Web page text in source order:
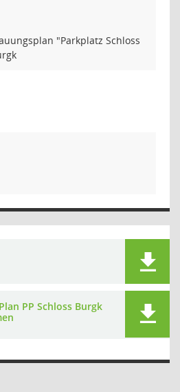
"Parkplatz Schloss
PP Schloss Burgk